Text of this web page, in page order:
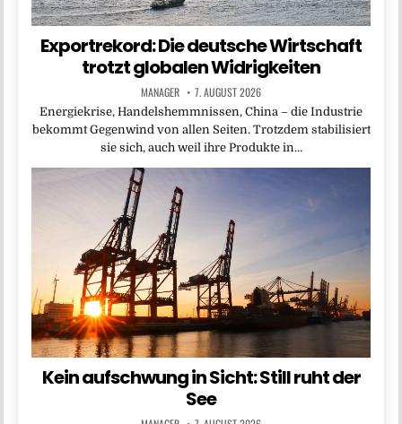
Exportrekord: Die deutsche Wirtschaft
trotzt globalen Widrigkeiten
MANAGER 7. AUGUST 2026
Energiekrise, Handelshemmnissen, China – die Industrie
bekommt Gegenwind von allen Seiten. Trotzdem stabilisiert
sie sich, auch weil ihre Produkte in…
Kein aufschwung in Sicht: Still ruht der
See